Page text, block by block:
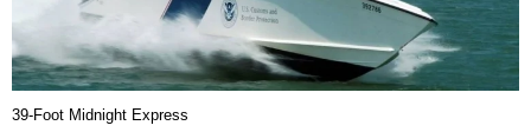
39-Foot Midnight Express